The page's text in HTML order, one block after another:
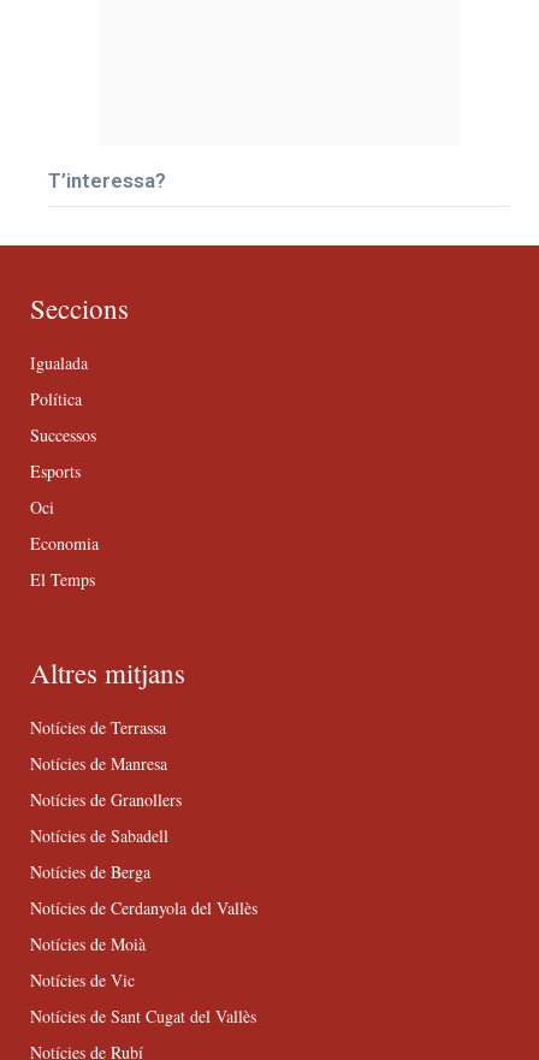
T’interessa?
Seccions
Igualada
Política
Successos
Esports
Oci
Economia
El Temps
Altres mitjans
Notícies de Terrassa
Notícies de Manresa
Notícies de Granollers
Notícies de Sabadell
Notícies de Berga
Notícies de Cerdanyola del Vallès
Notícies de Moià
Notícies de Vic
Notícies de Sant Cugat del Vallès
Notícies de Rubí